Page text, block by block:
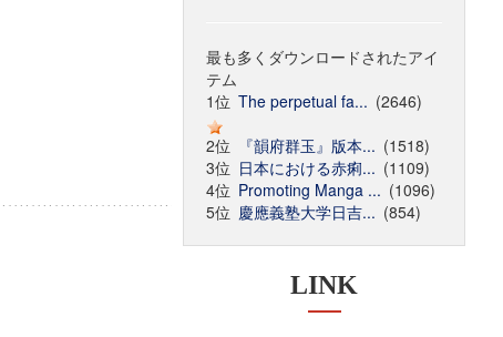
最も多くダウンロードされたアイ
テム
1位 The perpetual fa... (2646)
2位
『韻府群玉』版本... (1518)
3位 日本における赤痢... (1109)
4位 Promoting Manga ... (1096)
5位 慶應義塾大学日吉... (854)
LINK